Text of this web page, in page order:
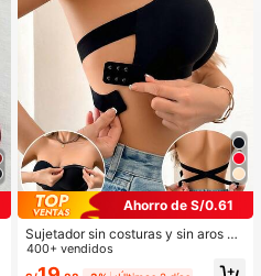
Ahorro de S/0.61
Sujetador sin costuras y sin aros pa
ra mujer, sexy con laterales antidesl
izantes, almohadillas extraíbles y e
400+ vendidos